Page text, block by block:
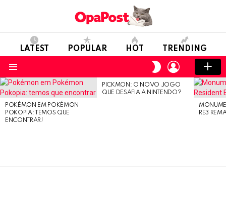
LATEST POPULAR HOT TRENDING
SWITCH
SKIN
LOGIN
LATEST
STORIES
POKÉMON EM POKÉMON
POKOPIA: TEMOS QUE
ENCONTRAR!
PICKMON: O NOVO JOGO
QUE DESAFIA A NINTENDO?
RE3